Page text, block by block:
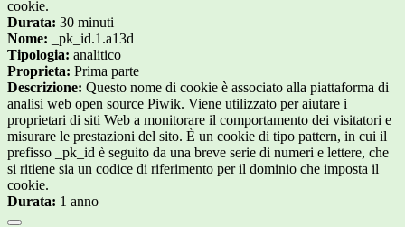
cookie.
Durata: 30 minuti
Nome: _pk_id.1.a13d
Tipologia: analitico
Proprieta: Prima parte
Descrizione: Questo nome di cookie è associato alla piattaforma di
analisi web open source Piwik. Viene utilizzato per aiutare i
proprietari di siti Web a monitorare il comportamento dei visitatori e
misurare le prestazioni del sito. È un cookie di tipo pattern, in cui il
prefisso _pk_id è seguito da una breve serie di numeri e lettere, che
si ritiene sia un codice di riferimento per il dominio che imposta il
cookie.
Durata: 1 anno